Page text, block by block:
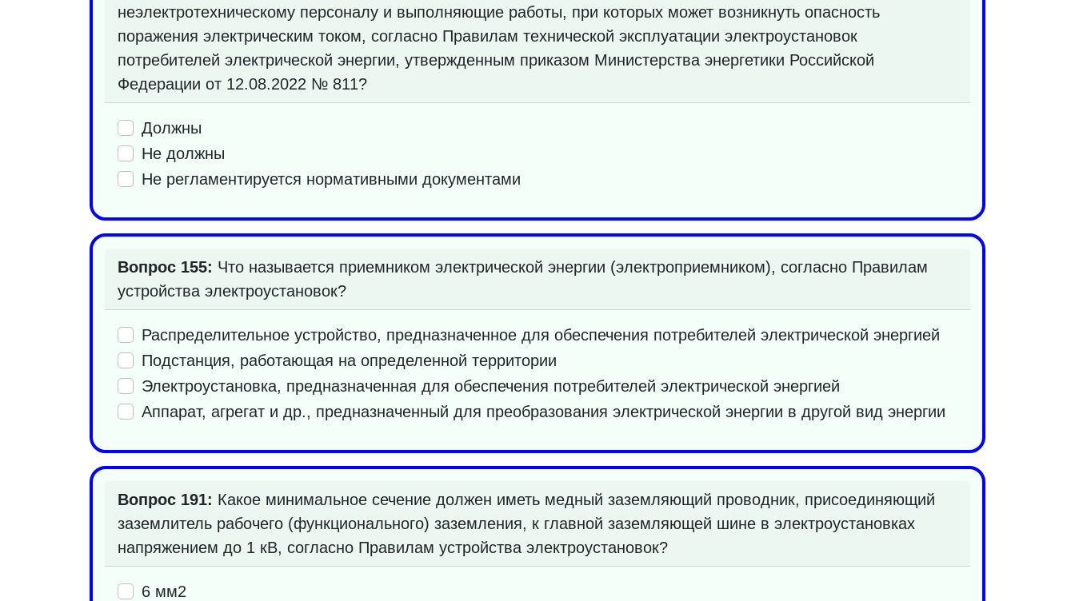
неэлектротехническому персоналу и выполняющие работы, при которых может возникнуть опасность
поражения электрическим током, согласно Правилам технической эксплуатации электроустановок
потребителей электрической энергии, утвержденным приказом Министерства энергетики Российской
Федерации от 12.08.2022 № 811?
Должны
Не должны
Не регламентируется нормативными документами
Вопрос 155: Что называется приемником электрической энергии (электроприемником), согласно Правилам
устройства электроустановок?
Распределительное устройство, предназначенное для обеспечения потребителей электрической энергией
Подстанция, работающая на определенной территории
Электроустановка, предназначенная для обеспечения потребителей электрической энергией
Аппарат, агрегат и др., предназначенный для преобразования электрической энергии в другой вид энергии
Вопрос 191: Какое минимальное сечение должен иметь медный заземляющий проводник, присоединяющий
заземлитель рабочего (функционального) заземления, к главной заземляющей шине в электроустановках
напряжением до 1 кВ, согласно Правилам устройства электроустановок?
6 мм2